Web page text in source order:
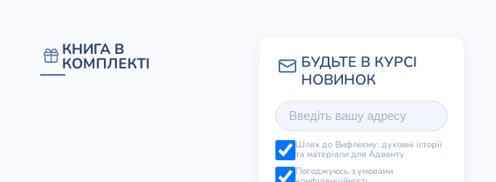
КНИГА В
КОМПЛЕКТІ
Шлях до Вифлеєму: духовні історії
та матеріали для Адвенту
Погоджуюсь з умовами